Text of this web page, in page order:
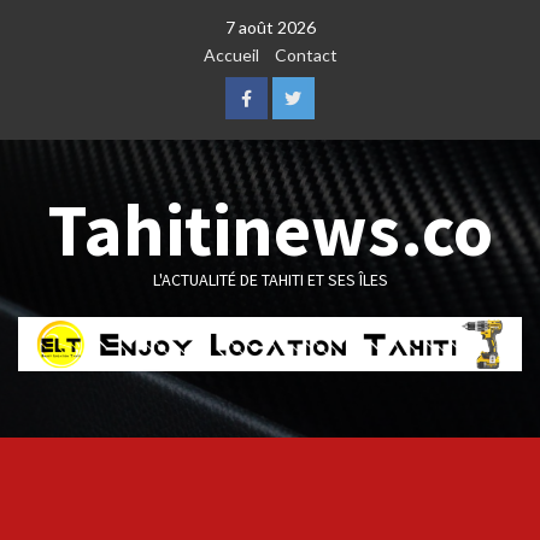
7 août 2026
Accueil
Contact
FacebookTwitter
Tahitinews.co
L'ACTUALITÉ DE TAHITI ET SES ÎLES